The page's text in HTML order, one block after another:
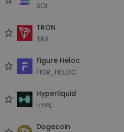
SOL
TRON
TRX
Figure Heloc
FIGR_HELOC
Hyperliquid
HYPE
Dogecoin